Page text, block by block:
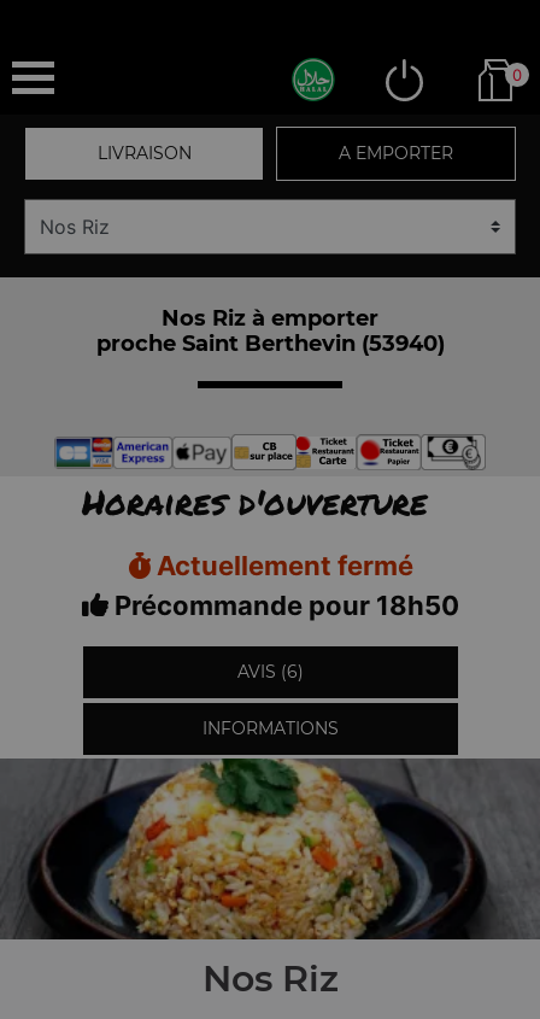
0
LIVRAISON A EMPORTER
Nos Riz à emporter
proche Saint Berthevin (53940)
Horaires d'ouverture
Actuellement fermé
Précommande pour 18h50
AVIS (6)
INFORMATIONS
Nos Riz